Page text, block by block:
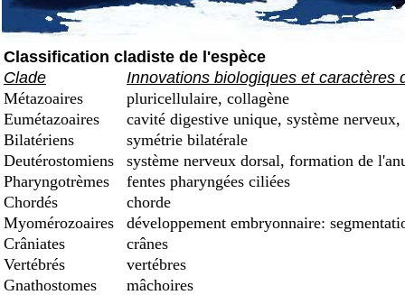
Classification cladiste de l'espèce
Clade
Innovations biologiques et caractères
Métazoaires
pluricellulaire, collagène
Eumétazoaires
cavité digestive unique, système
Bilatériens
symétrie bilatérale
Deutérostomiens
système nerveux dorsal, formation de
Pharyngotrèmes
fentes pharyngées ciliées
Chordés
chorde
Myomérozoaires
développement embryonnaire:
Crâniates
crânes
Vertébrés
vertébres
Gnathostomes
mâchoires